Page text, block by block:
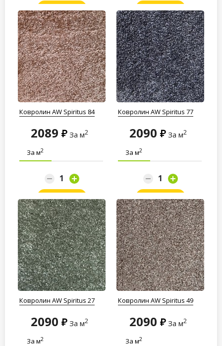
Ковролин AW Spiritus 84
2089 За м2
За м2
Ковролин AW Spiritus 77
2090 За м2
За м2
Ковролин AW Spiritus 27
2090 За м2
За м2
Ковролин AW Spiritus 49
2090 За м2
За м2